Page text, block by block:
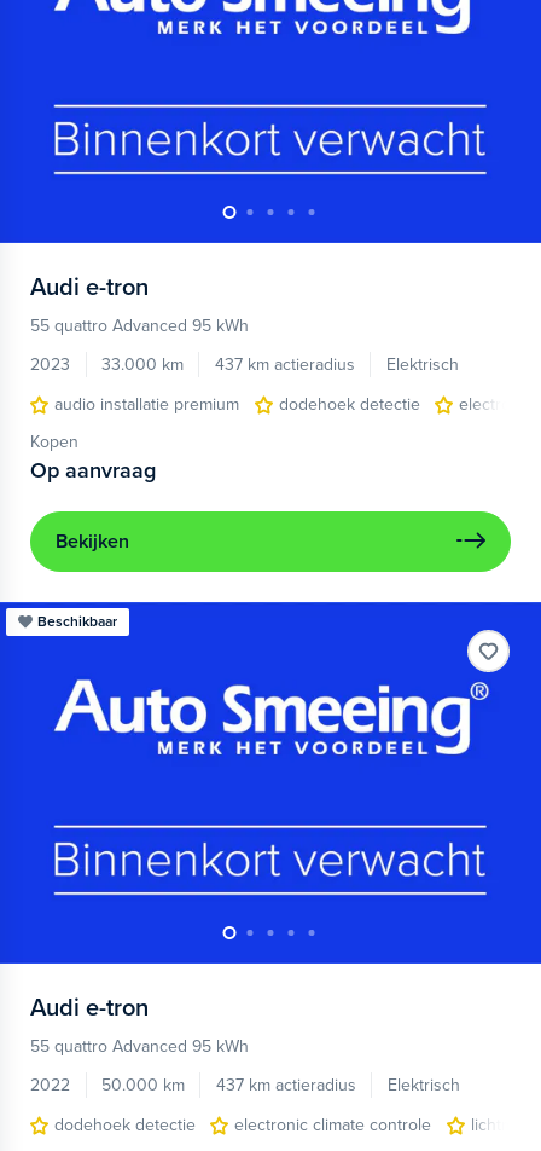
Audi e-tron
55 quattro Advanced 95 kWh
2023
33.000 km 437 km actieradius
Elektrisch
audio installatie premium
dodehoek detectie
electronic
Kopen
Op aanvraag
Bekijken
Beschikbaar
Audi e-tron
55 quattro Advanced 95 kWh
2022
50.000 km 437 km actieradius
Elektrisch
dodehoek detectie
electronic climate controle